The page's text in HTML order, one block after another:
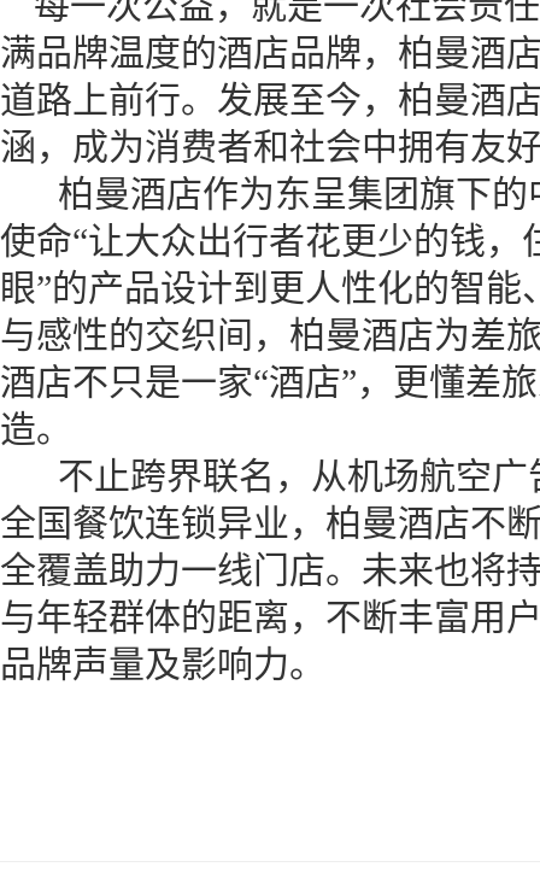
满品牌温度的酒店品牌，柏曼酒
道路上前行。发展至今，柏曼酒
涵，成为消费者和社会中拥有友
柏曼酒店作为东呈集团旗下的
使命“让大众出行者花更少的钱，
眼”的产品设计到更人性化的智
与感性的交织间，柏曼酒店为差
酒店不只是一家“酒店”，更懂差
造。
不止跨界联名，从机场航空广
全国餐饮连锁异业，柏曼酒店不
全覆盖助力一线门店。未来也将
与年轻群体的距离，不断丰富用
品牌声量及影响力。